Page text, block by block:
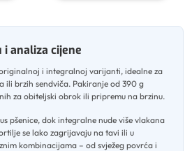
i analiza cijene
i integralnoj varijanti, idealne za
ili brzih sendviča. Pakiranje od 390 g
za obiteljski obrok ili pripremu na brzinu.
pšenice, dok integralne nude više vlakana
se lako zagrijavaju na tavi ili u
kombinacijama – od svježeg povrća i